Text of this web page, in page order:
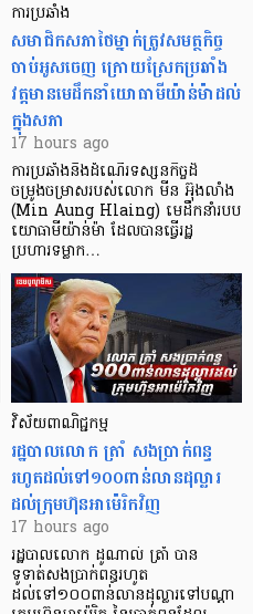
ការប្រឆាំង
សមាជិកសភាថៃម្នាក់ត្រូវសមត្ថកិច្ច
ចាប់អូសចេញ ក្រោយស្រែកប្រឆាំង
វត្តមានមេដឹកនាំយោធាមីយ៉ាន់ម៉ាដល់
ក្នុងសភា
17 hours ago
ការប្រឆាំងនឹងដំណើរទស្សនកិច្ចដ៏
ចម្រូងចម្រាសរបស់លោក មីន អ៊ុងលាំង
(Min Aung Hlaing) មេដឹកនាំរបប
យោធាមីយ៉ាន់ម៉ា ដែលបានធ្វើរដ្ឋ
ប្រហារទម្លាក…
វិស័យ​ពាណិជ្ជកម្ម
រដ្ឋបាលលោក ត្រាំ សងប្រាក់ពន្ធ
រហូតដល់ទៅ១០០ពាន់លានដុល្លារ
ដល់ក្រុមហ៊ុនអាម៉េរិកវិញ
17 hours ago
រដ្ឋបាលលោក ដូណាល់ ត្រាំ បាន​
ទូទាត់សងប្រាក់ពន្ធរហូត
ដល់ទៅ១០០ពាន់លានដុល្លារទៅបណ្ដា